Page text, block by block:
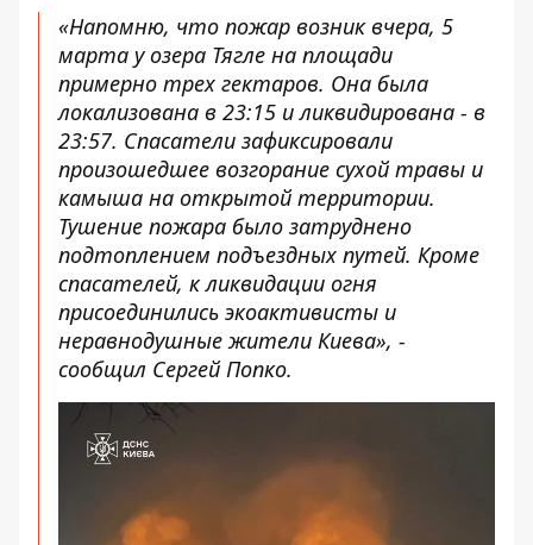
«Напомню, что пожар возник вчера, 5
марта у озера Тягле на площади
примерно трех гектаров. Она была
локализована в 23:15 и ликвидирована - в
23:57. Спасатели зафиксировали
произошедшее возгорание сухой травы и
камыша на открытой территории.
Тушение пожара было затруднено
подтоплением подъездных путей. Кроме
спасателей, к ликвидации огня
присоединились экоактивисты и
неравнодушные жители Киева», -
сообщил Сергей Попко.